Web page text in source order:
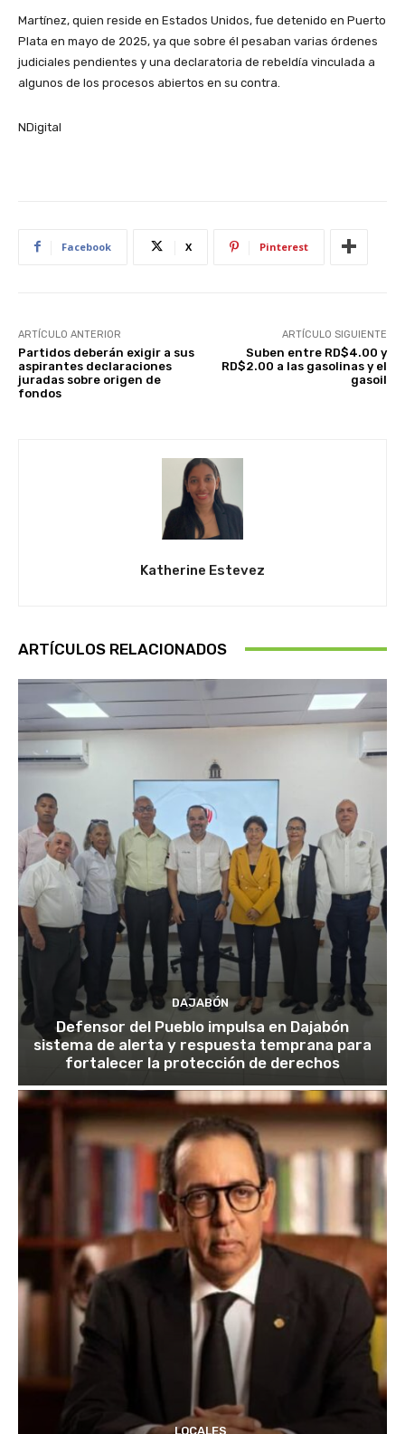
Martínez, quien reside en Estados Unidos, fue detenido en Puerto
Plata en mayo de 2025, ya que sobre él pesaban varias órdenes
judiciales pendientes y una declaratoria de rebeldía vinculada a
algunos de los procesos abiertos en su contra.
NDigital
Facebook X Pinterest
ARTÍCULO ANTERIOR
Partidos deberán exigir a sus
aspirantes declaraciones
juradas sobre origen de
fondos
ARTÍCULO SIGUIENTE
Suben entre RD$4.00 y
RD$2.00 a las gasolinas y el
gasoil
Katherine Estevez
ARTÍCULOS RELACIONADOS
DAJABÓN
Defensor del Pueblo impulsa en Dajabón
sistema de alerta y respuesta temprana para
fortalecer la protección de derechos
LOCALES